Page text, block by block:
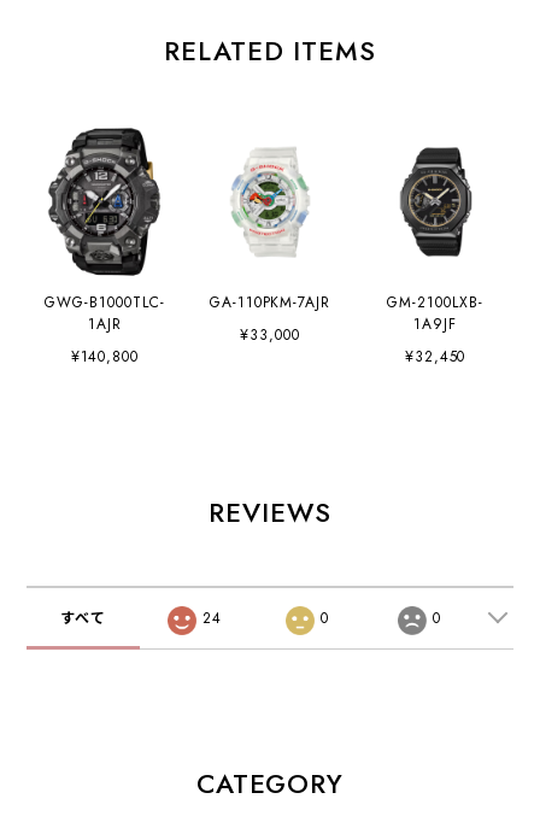
RELATED ITEMS
GWG-B1000TLC-
1AJR
¥140,800
GA-110PKM-7AJR
¥33,000
GM-2100LXB-
1A9JF
¥32,450
REVIEWS
すべて 24 0 0
CATEGORY